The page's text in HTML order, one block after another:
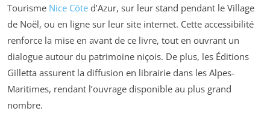
Tourisme Nice Côte d’Azur, sur leur stand pendant le Village
de Noël, ou en ligne sur leur site internet. Cette accessibilité
renforce la mise en avant de ce livre, tout en ouvrant un
dialogue autour du patrimoine niçois. De plus, les Éditions
Gilletta assurent la diffusion en librairie dans les Alpes-
Maritimes, rendant l’ouvrage disponible au plus grand
nombre.